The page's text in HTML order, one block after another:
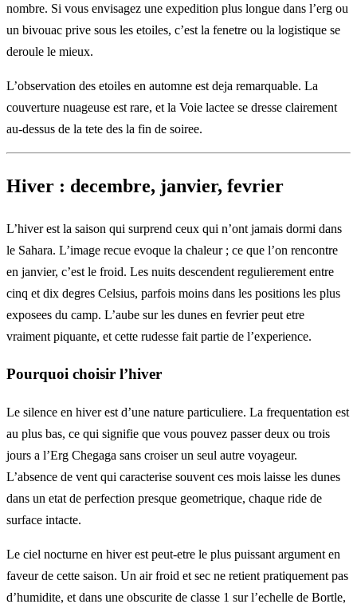
nombre. Si vous envisagez une expedition plus longue dans l’erg ou
un bivouac prive sous les etoiles, c’est la fenetre ou la logistique se
deroule le mieux.
L’observation des etoiles en automne est deja remarquable. La
couverture nuageuse est rare, et la Voie lactee se dresse clairement
au-dessus de la tete des la fin de soiree.
Hiver : decembre, janvier, fevrier
L’hiver est la saison qui surprend ceux qui n’ont jamais dormi dans
le Sahara. L’image recue evoque la chaleur ; ce que l’on rencontre
en janvier, c’est le froid. Les nuits descendent regulierement entre
cinq et dix degres Celsius, parfois moins dans les positions les plus
exposees du camp. L’aube sur les dunes en fevrier peut etre
vraiment piquante, et cette rudesse fait partie de l’experience.
Pourquoi choisir l’hiver
Le silence en hiver est d’une nature particuliere. La frequentation est
au plus bas, ce qui signifie que vous pouvez passer deux ou trois
jours a l’Erg Chegaga sans croiser un seul autre voyageur.
L’absence de vent qui caracterise souvent ces mois laisse les dunes
dans un etat de perfection presque geometrique, chaque ride de
surface intacte.
Le ciel nocturne en hiver est peut-etre le plus puissant argument en
faveur de cette saison. Un air froid et sec ne retient pratiquement pas
d’humidite, et dans une obscurite de classe 1 sur l’echelle de Bortle,